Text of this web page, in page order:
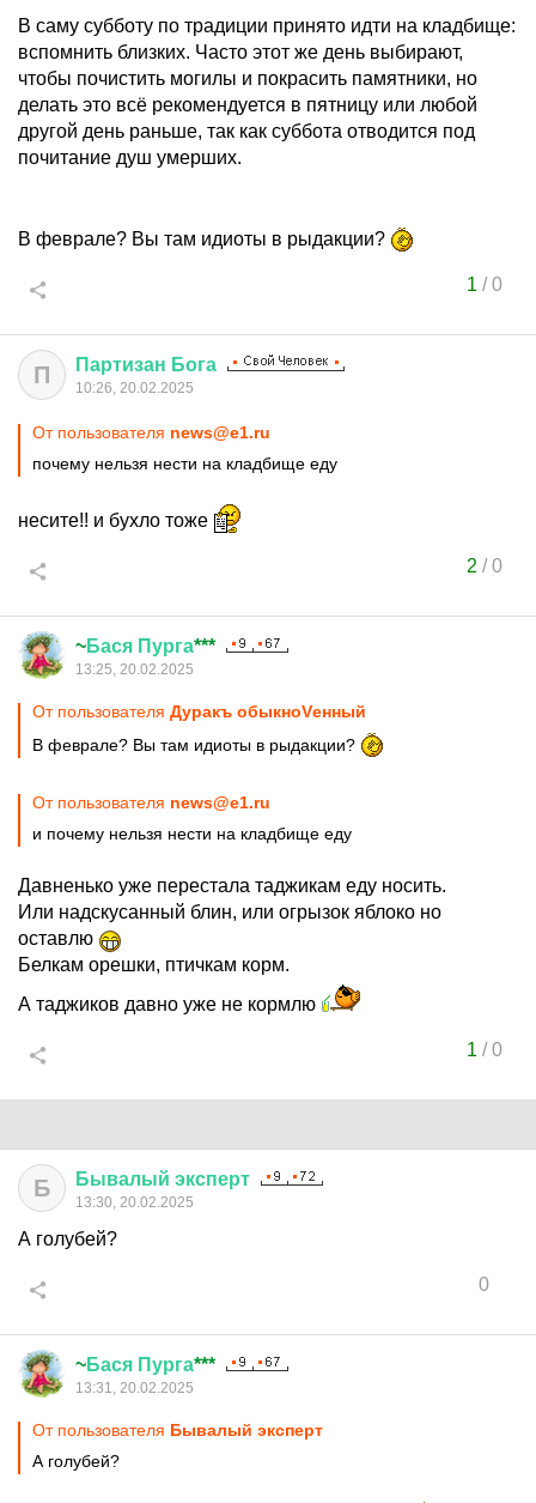
В саму субботу по традиции принято идти на кладбище:
вспомнить близких. Часто этот же день выбирают,
чтобы почистить могилы и покрасить памятники, но
делать это всё рекомендуется в пятницу или любой
другой день раньше, так как суббота отводится под
почитание душ умерших.
В феврале? Вы там идиоты в рыдакции?
1 /0
П Партизан Бога
10:26, 20.02.2025
От пользователя news@e1.ru
почему нельзя нести на кладбище еду
несите!! и бухло тоже
2 /0
~Бася Пурга***
13:25, 20.02.2025
От пользователя Дуракъ обыкноVенный
В феврале? Вы там идиоты в рыдакции?
От пользователя news@e1.ru
и почему нельзя нести на кладбище еду
Давненько уже перестала таджикам еду носить.
Или надскусанный блин, или огрызок яблоко но
оставлю
Белкам орешки, птичкам корм.
А таджиков давно уже не кормлю
1 /0
Б Бывалый эксперт
13:30, 20.02.2025
А голубей?
0
~Бася Пурга***
13:31, 20.02.2025
От пользователя Бывалый эксперт
А голубей?